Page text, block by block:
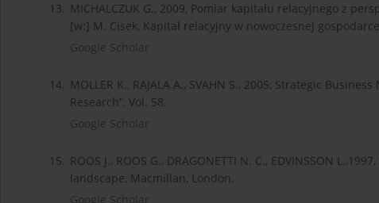
13. MICHALCZUK G., 2009, Pomiar kapitału relacyjnego z
[w:] M. Cisek, Kapitał relacyjny w nowoczesnej
Google Scholar
14. MOLLER K., RAJALA A., SVAHN S., 2005, Strategic
Research”, Vol. 58.
Google Scholar
15. ROOS J., ROOS G., DRAGONETTI N. C., EDVINSSON
landscape, Macmillan, London.
Google Scholar